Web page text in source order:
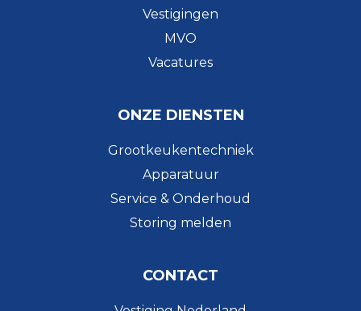
Vestigingen
MVO
Vacatures
ONZE DIENSTEN
Grootkeukentechniek
Apparatuur
Service & Onderhoud
Storing melden
CONTACT